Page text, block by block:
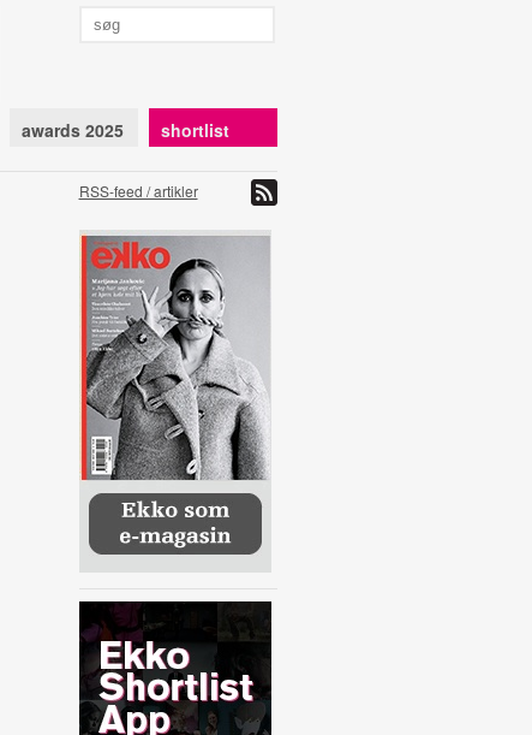
awards 2025 shortlist
RSS-feed / artikler